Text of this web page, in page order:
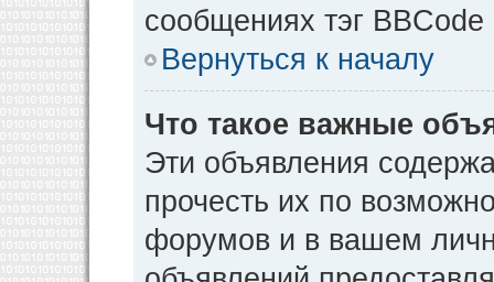
сообщениях тэг BBCode
Вернуться к началу
Что такое важные
Эти объявления
прочесть их по
форумов и в вашем